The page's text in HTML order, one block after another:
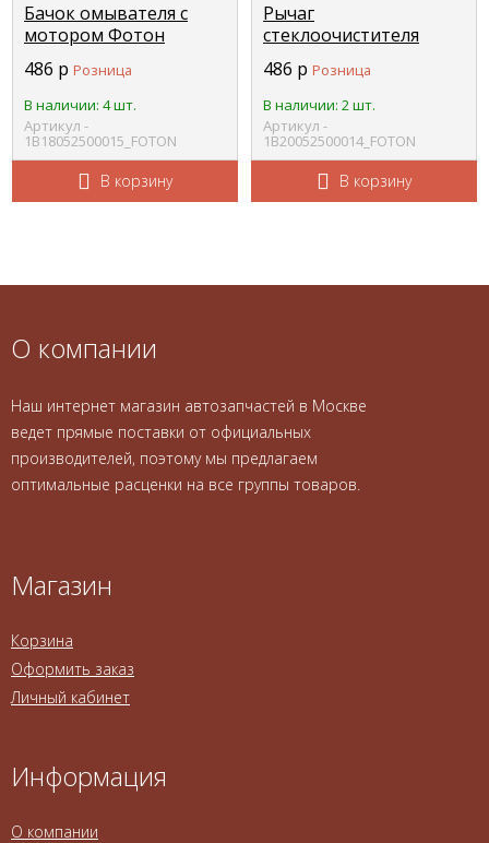
Бачок омывателя с
мотором Фотон
1039/1049С 12V FOTON
1В18052500015
486 р Розница
В наличии: 4 шт.
Артикул -
1В18052500015_FOTON
В корзину
Рычаг
стеклоочистителя
Фотон 1069 правый
1В20052500017 со
щеткой FOTON
1В20052500014
486 р Розница
В наличии: 2 шт.
Артикул -
1В20052500014_FOTON
В корзину
О компании
Наш интернет магазин автозапчастей в Москве
ведет прямые поставки от официальных
производителей, поэтому мы предлагаем
оптимальные расценки на все группы товаров.
Магазин
Корзина
Оформить заказ
Личный кабинет
Информация
О компании